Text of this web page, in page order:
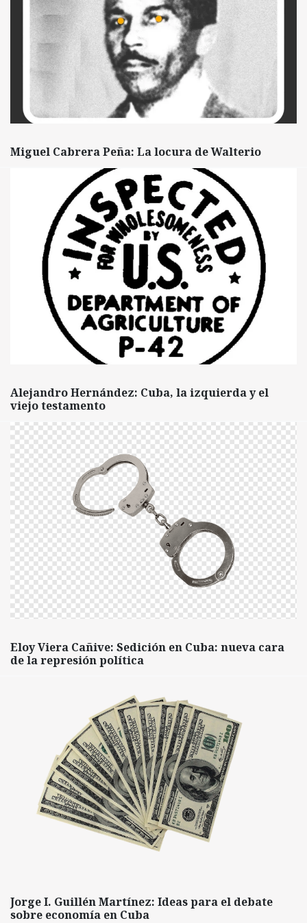
Miguel Cabrera Peña: La locura de Walterio
Alejandro Hernández: Cuba, la izquierda y el
viejo testamento
Eloy Viera Cañive: Sedición en Cuba: nueva cara
de la represión política
Jorge I. Guillén Martínez: Ideas para el debate
sobre economía en Cuba